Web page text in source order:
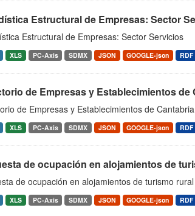
Estructural de Empresas: Sector
Estructural de Empresas: Sector Servicios
XLS PC-Axis SDMX JSON GOOGLE-json RDF
de Empresas y Establecimientos de
de Empresas y Establecimientos de Cantabria
XLS PC-Axis SDMX JSON GOOGLE-json RDF
de ocupación en alojamientos de
de ocupación en alojamientos de turismo
XLS PC-Axis SDMX JSON GOOGLE-json RDF